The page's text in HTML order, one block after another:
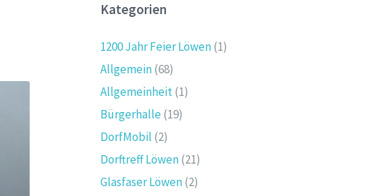
Kategorien
1200 Jahr Feier Löwen(1)
Allgemein(68)
Allgemeinheit(1)
Bürgerhalle(19)
DorfMobil (2)
Dorftreff Löwen(21)
Glasfaser Löwen(2)